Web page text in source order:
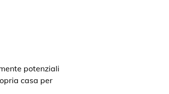
potenziali
casa per